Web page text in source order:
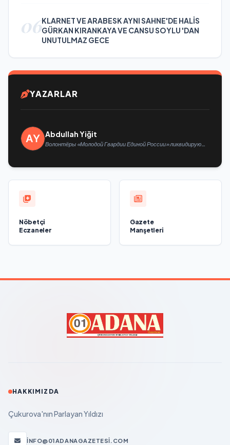
06KLARNET VE ARABESK AYNI SAHNE'DE HALİS
GÜRKAN KIRANKAYA VE CANSU SOYLU 'DAN
UNUTULMAZ GECE
YAZARLAR
Abdullah Yiğit
Волонтёры «Молодой Гвардии Единой России» ликвидируют
Nöbetçi
Eczaneler
Gazete
Manşetleri
HAKKIMIZDA
Çukurova'nın Parlayan Yıldızı
INFO@01ADANAGAZETESI.COM